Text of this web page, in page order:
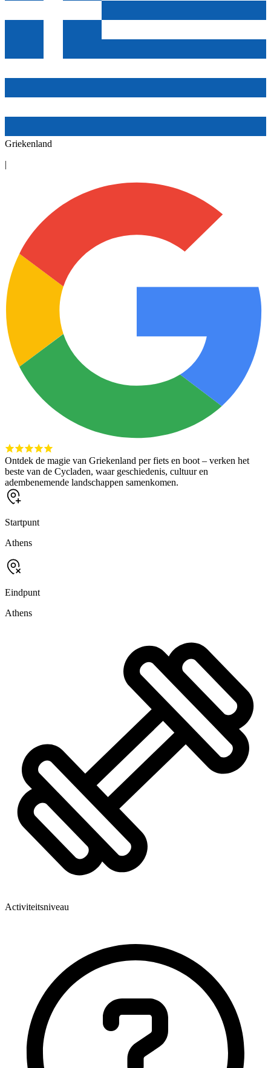
Griekenland
|
Ontdek de magie van Griekenland per fiets en boot – verken het
beste van de Cycladen, waar geschiedenis, cultuur en
adembenemende landschappen samenkomen.
Startpunt
Athens
Eindpunt
Athens
Activiteitsniveau